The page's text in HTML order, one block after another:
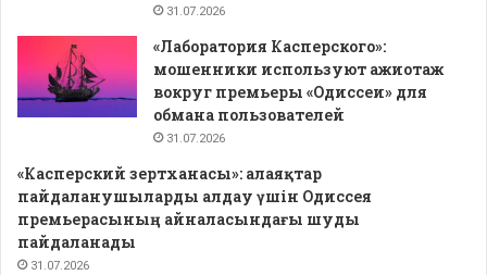
31.07.2026
«Лаборатория Касперского»:
мошенники используют ажиотаж
вокруг премьеры «Одиссеи» для
обмана пользователей
31.07.2026
«Касперский зертханасы»: алаяқтар
пайдаланушыларды алдау үшін Одиссея
премьерасының айналасындағы шуды
пайдаланады
31.07.2026